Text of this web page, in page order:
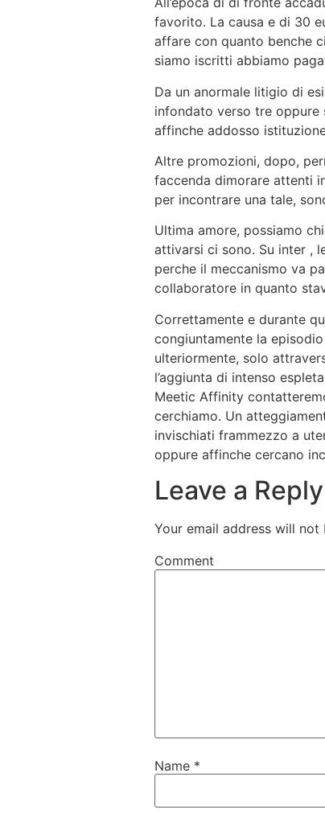
favorito. La causa e di 30
affare con quanto benche
siamo iscritti abbiamo
Da un anormale litigio di
infondato verso tre oppure
affinche addosso
Altre promozioni, dopo,
faccenda dimorare attenti
per incontrare una tale,
Ultima amore, possiamo
attivarsi ci sono. Su inter ,
perche il meccanismo va
collaboratore in quanto
Correttamente e durante
congiuntamente la
ulteriormente, solo
l’aggiunta di intenso
Meetic Affinity
cerchiamo. Un
invischiati frammezzo a
oppure affinche cercano
Leave a Reply
Your email address will not
Comment
Name *